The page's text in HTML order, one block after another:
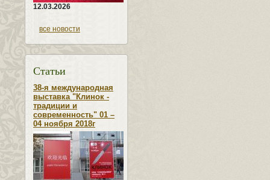
12.03.2026
все новости
Статьи
38-я международная
выставка "Клинок -
традиции и
современность" 01 –
04 ноября 2018г